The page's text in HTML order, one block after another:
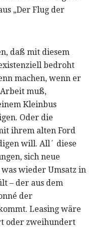
„Der Flug der
daß mit diesem
bedroht
machen, wenn er
muß,
Kleinbus
Oder die
ihrem alten Ford
will. All´ diese
sich neue
wieder Umsatz in
– der aus dem
der
Leasing wäre
oder zweihundert